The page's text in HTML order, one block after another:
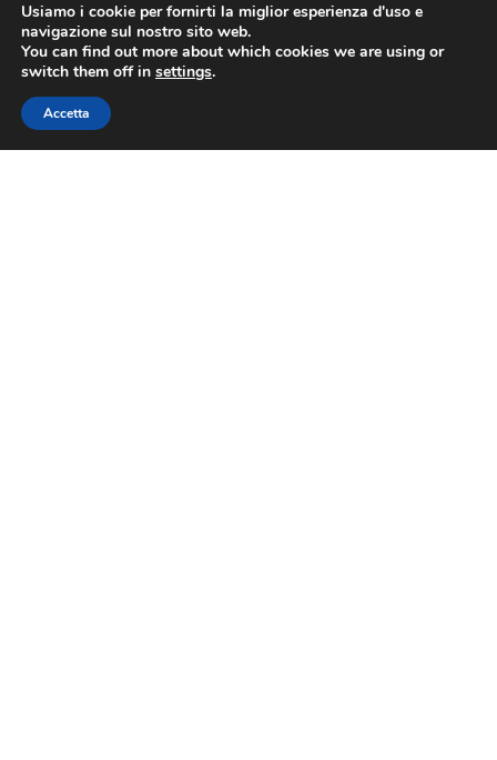
Usiamo i cookie per fornirti la miglior esperienza d'uso e
navigazione sul nostro sito web.
You can find out more about which cookies we are using or
switch them off in settings.
Accetta